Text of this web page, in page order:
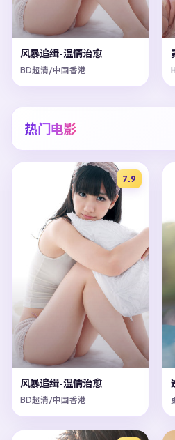
风暴追缉·温情治愈
BD超清/中国香港
热门电影
7.9
风暴追缉·温情治愈
BD超清/中国香港